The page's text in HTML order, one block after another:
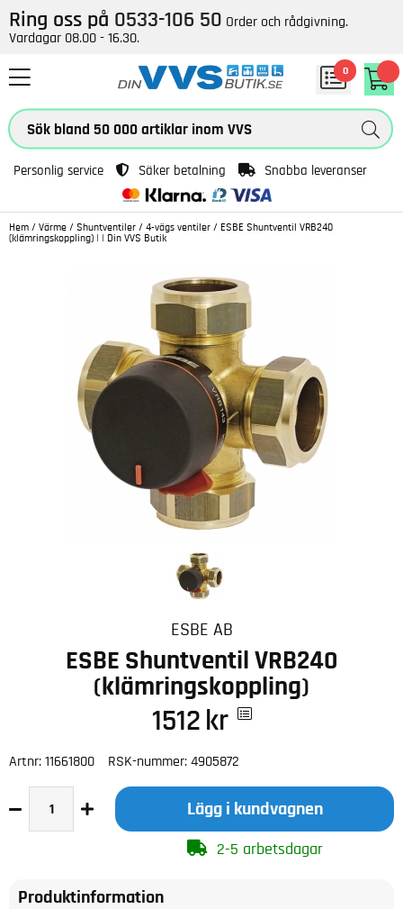
Ring oss på 0533-106 50 Order och rådgivning.
Vardagar 08.00 - 16.30.
0
Personlig service Säker betalning Snabba leveranser
Hem / Värme / Shuntventiler / 4-vägs ventiler / ESBE Shuntventil VRB240
(klämringskoppling) | | Din VVS Butik
ESBE AB
ESBE Shuntventil VRB240
(klämringskoppling)
1512 kr
Artnr: 11661800 RSK-nummer: 4905872
Lägg i kundvagnen
2-5 arbetsdagar
Produktinformation